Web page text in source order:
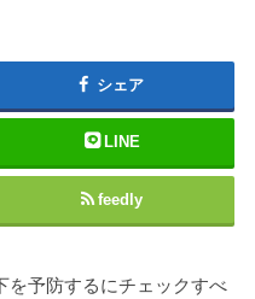
シェア
LINE
feedly
を予防するにチェックすべ